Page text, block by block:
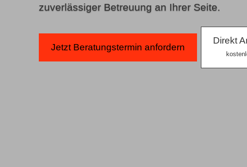
zuverlässiger Betreuung an Ihrer Seite.
Jetzt Beratungstermin anfordern
Direkt